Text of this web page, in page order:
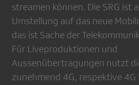
streamen können. Die SRG ist
Umstellung auf das neue
das ist Sache der
Für Liveproduktionen und
Aussenübertragungen nutzt
zunehmend 4G, respektive 4G